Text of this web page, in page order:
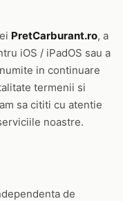
PretCarburant.ro, a
iOS / iPadOS sau a
in continuare
termenii si
sa cititi cu atentie
noastre.
de